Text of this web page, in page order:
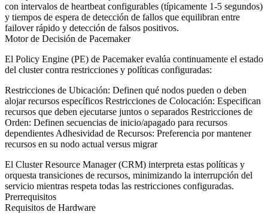
con intervalos de heartbeat configurables (típicamente 1-5 segundos)
y tiempos de espera de detección de fallos que equilibran entre
failover rápido y detección de falsos positivos.
Motor de Decisión de Pacemaker
El Policy Engine (PE) de Pacemaker evalúa continuamente el estado
del cluster contra restricciones y políticas configuradas:
Restricciones de Ubicación: Definen qué nodos pueden o deben
alojar recursos específicos Restricciones de Colocación: Especifican
recursos que deben ejecutarse juntos o separados Restricciones de
Orden: Definen secuencias de inicio/apagado para recursos
dependientes Adhesividad de Recursos: Preferencia por mantener
recursos en su nodo actual versus migrar
El Cluster Resource Manager (CRM) interpreta estas políticas y
orquesta transiciones de recursos, minimizando la interrupción del
servicio mientras respeta todas las restricciones configuradas.
Prerrequisitos
Requisitos de Hardware